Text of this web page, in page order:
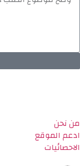
من نحن
ادعم الموقع
الاحصائيات